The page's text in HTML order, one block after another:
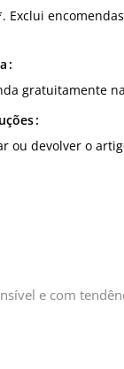
Exclui
gratuitamente
ou devolver o
e com